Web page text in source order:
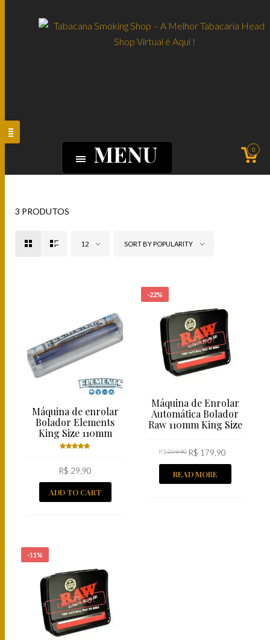
MENU 0
3 PRODUTOS
12 SORT BY POPULARITY
Máquina de enrolar
Bolador Elements
King Size 110mm
5.00out
of 5
R$ 29,90
ADD TO CART
-22%
ESGOTADO!
Máquina de Enrolar
Automática Bolador
Raw 110mm King Size
R$229,90 R$ 179,90
READ MORE
-11%
ESGOTADO!